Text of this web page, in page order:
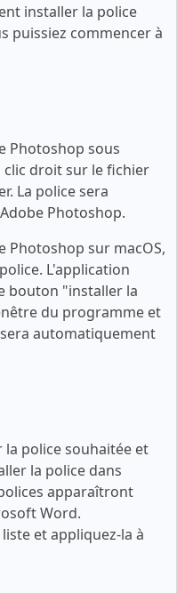
installer la police
puissiez commencer à
Photoshop sous
droit sur le fichier
La police sera
Photoshop.
Photoshop sur macOS,
L'application
bouton "installer la
du programme et
automatiquement
police souhaitée et
la police dans
apparaîtront
Word.
et appliquez-la à